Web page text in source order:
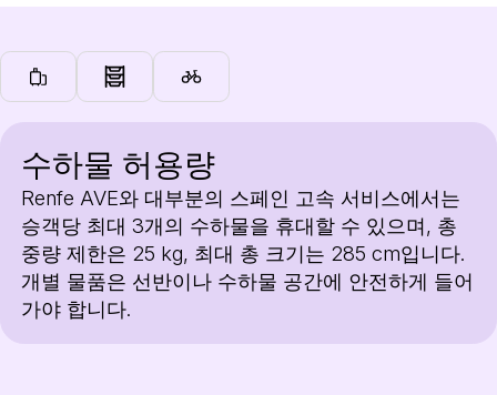
수하물 허용량
Renfe AVE와 대부분의 스페인 고속 서비스에서는
승객당 최대 3개의 수하물을 휴대할 수 있으며, 총
중량 제한은 25 kg, 최대 총 크기는 285 cm입니다.
개별 물품은 선반이나 수하물 공간에 안전하게 들어
가야 합니다.